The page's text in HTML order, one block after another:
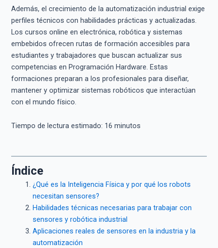
Además, el crecimiento de la automatización industrial exige
perfiles técnicos con habilidades prácticas y actualizadas.
Los cursos online en electrónica, robótica y sistemas
embebidos ofrecen rutas de formación accesibles para
estudiantes y trabajadores que buscan actualizar sus
competencias en Programación Hardware. Estas
formaciones preparan a los profesionales para diseñar,
mantener y optimizar sistemas robóticos que interactúan
con el mundo físico.
Tiempo de lectura estimado: 16 minutos
Índice
¿Qué es la Inteligencia Física y por qué los robots
necesitan sensores?
Habilidades técnicas necesarias para trabajar con
sensores y robótica industrial
Aplicaciones reales de sensores en la industria y la
automatización